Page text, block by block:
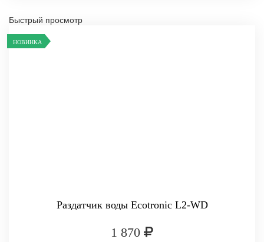
Быстрый просмотр
НОВИНКА
Раздатчик воды Ecotronic L2-WD
1 870